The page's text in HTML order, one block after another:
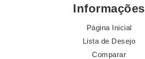
Informações
Página Inicial
Lista de Desejo
Comparar